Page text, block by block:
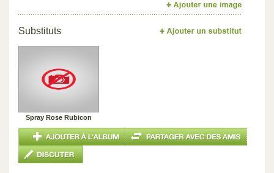
Substituts
Spray Rose Rubicon